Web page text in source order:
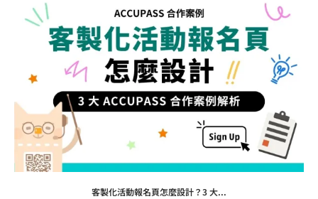
客製化活動報名頁怎麼設計？3 大...